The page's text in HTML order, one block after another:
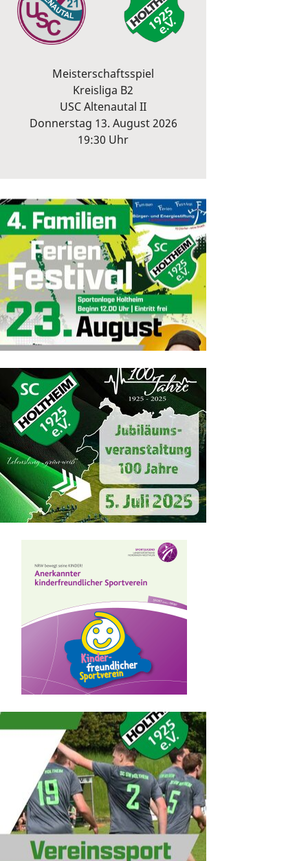
Meisterschaftsspiel
Kreisliga B2
USC Altenautal II
Donnerstag 13. August 2026
19:30 Uhr